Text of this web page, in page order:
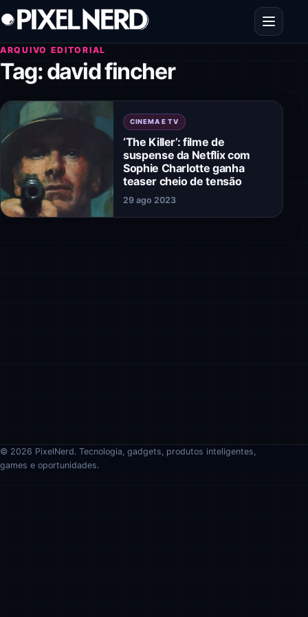
Pular para o conteúdo
Abrir
ARQUIVO EDITORIAL
Tag:david fincher
CINEMA E TV
‘The Killer’: filme de
suspense da Netflix com
Sophie Charlotte ganha
teaser cheio de tensão
29 ago 2023
© 2026 PixelNerd. Tecnologia, gadgets, produtos inteligentes,
games e oportunidades.